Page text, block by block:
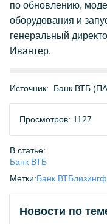
по обновлению,
оборудования и
генеральный
Ивантер.
Источник: Банк ВТБ
Просмотров: 1127
В статье:
Банк ВТБ
Метки:Банк ВТБлизинг
Новости по